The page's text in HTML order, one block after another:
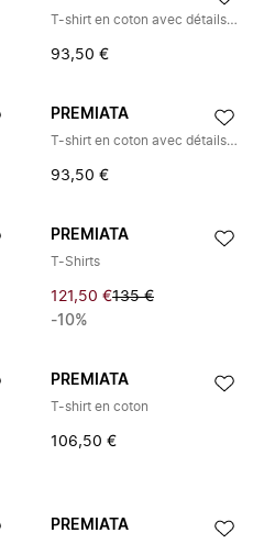
T-shirt en coton avec détails thermocollés
93,50 €
PREMIATA
T-shirt en coton avec détails thermocollés et finition à chaud
93,50 €
PREMIATA
T-Shirts
121,50 €135 €
-10%
PREMIATA
T-shirt en coton
106,50 €
PREMIATA